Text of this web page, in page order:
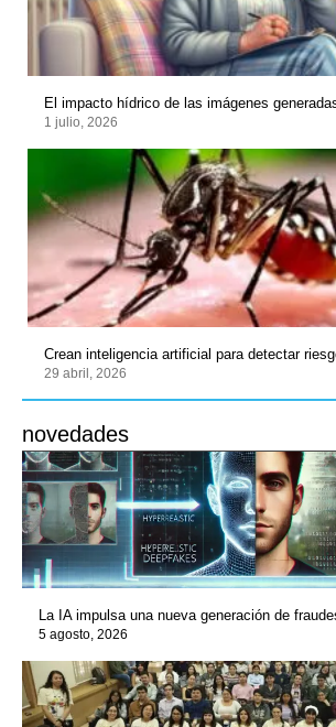
El impacto hídrico de las imágenes
1 julio, 2026
Crean inteligencia artificial para detectar
29 abril, 2026
novedades
La IA impulsa una nueva generación de
5 agosto, 2026